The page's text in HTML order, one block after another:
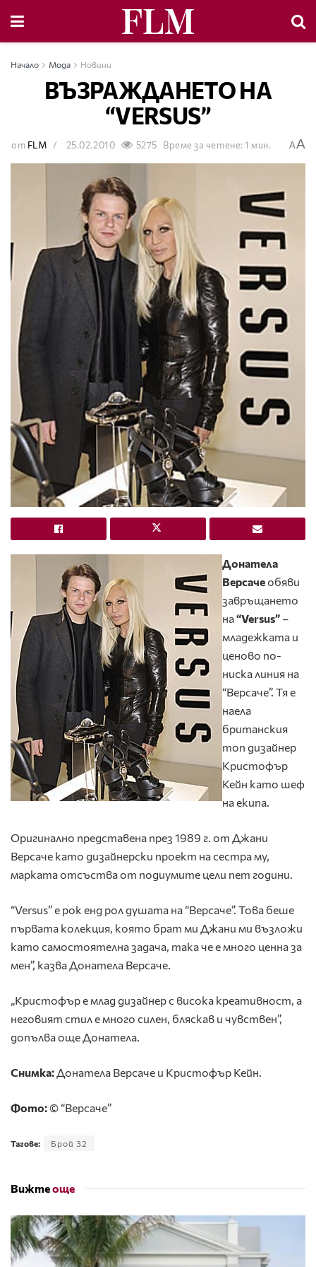
Начало Мода Новини
ВЪЗРАЖДАНЕТО НА
“VERSUS”
от FLM 25.02.2010 5275 Време за четене: 1 мин. AA
Донатела
Версачеобяви
завръщането
на“Versus” –
младежката и
ценово по-
ниска линия на
“Версаче”. Тя е
наела
британския
топ дизайнер
Кристофър
Кейн като шеф
на екипа.
Оригинално представена през 1989 г. от Джани
Версаче като дизайнерски проект на сестра му,
марката отсъства от подиумите цели пет години.
“Versus” е рок енд рол душата на “Версаче”. Това беше
първата колекция, която брат ми Джани ми възложи
като самостоятелна задача, така че е много ценна за
мен”, казва Донатела Версаче.
„Кристофър е млад дизайнер с висока креативност, а
неговият стил е много силен, бляскав и чувствен”,
допълва още Донатела.
Снимка:Донатела Версаче и Кристофър Кейн.
Фото:© “Версаче”
Тагове: Брой 32
Вижтеоще